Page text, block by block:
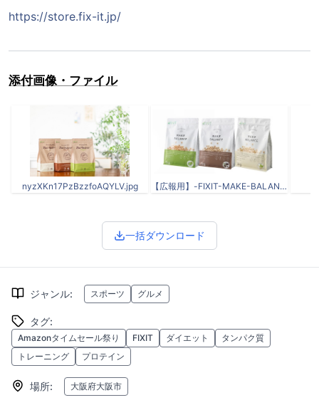
https://store.fix-it.jp/
添付画像・ファイル
nyzXKn17PzBzzfoAQYLV.jpg 【広報用】-FIXIT-MAKE-BALANCE-（３味）.jpg
一括ダウンロード
ジャンル: スポーツ グルメ
タグ:
Amazonタイムセール祭り FIXIT ダイエット
タンパク質
トレーニング
プロテイン
場所: 大阪府大阪市